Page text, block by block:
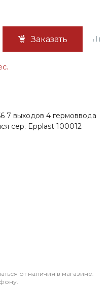
Заказать
7 выходов 4 гермоввода
сер. Epplast 100012
от наличия в магазине.